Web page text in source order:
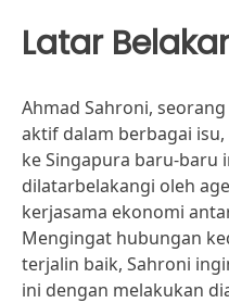
Latar
Ahmad Sahroni,
aktif dalam berbagai
ke Singapura baru-baru
dilatarbelakangi oleh
kerjasama ekonomi
Mengingat hubungan
terjalin baik, Sahroni
ini dengan melakukan